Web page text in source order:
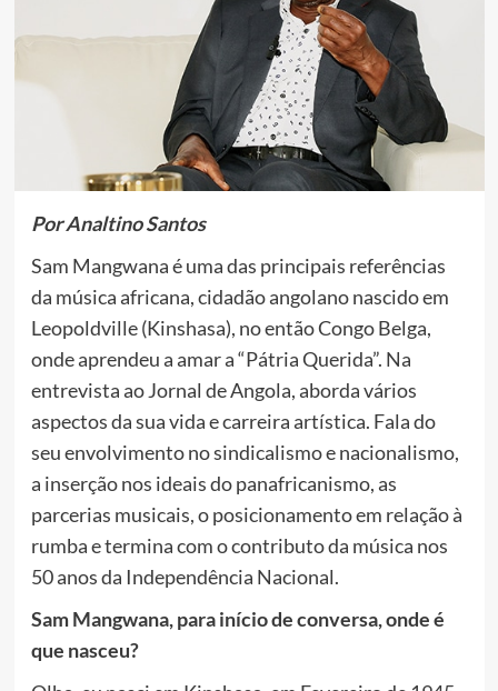
Por Analtino Santos
Sam Mangwana é uma das principais referências
da música africana, cidadão angolano nascido em
Leopoldville (Kinshasa), no então Congo Belga,
onde aprendeu a amar a “Pátria Querida”. Na
entrevista ao Jornal de Angola, aborda vários
aspectos da sua vida e carreira artística. Fala do
seu envolvimento no sindicalismo e nacionalismo,
a inserção nos ideais do panafricanismo, as
parcerias musicais, o posicionamento em relação à
rumba e termina com o contributo da música nos
50 anos da Independência Nacional.
Sam Mangwana, para início de conversa, onde é
que nasceu?